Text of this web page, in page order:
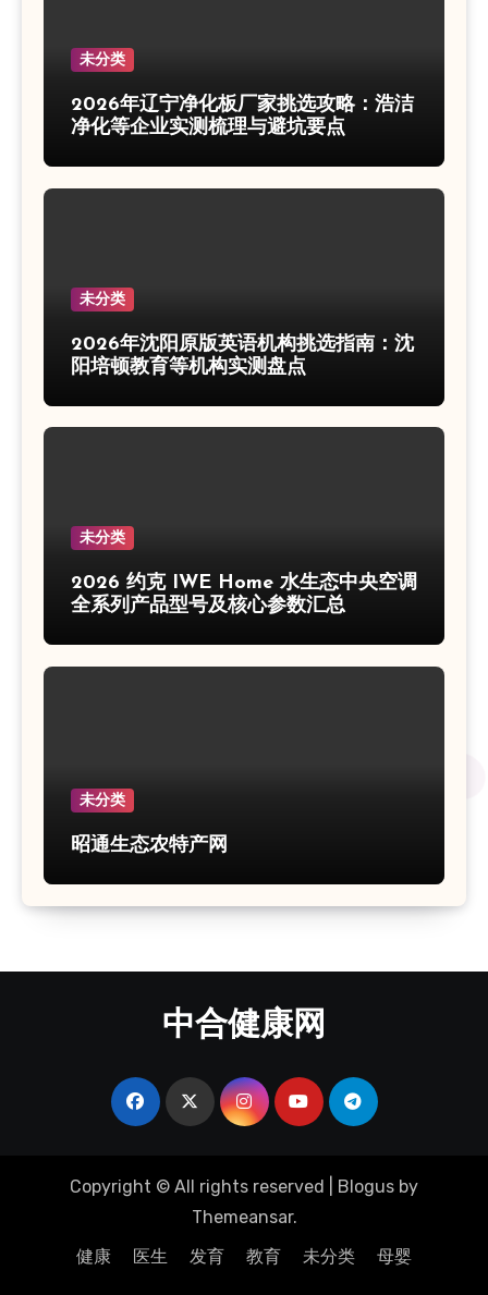
未分类
2026年辽宁净化板厂家挑选攻略：浩洁
净化等企业实测梳理与避坑要点
未分类
2026年沈阳原版英语机构挑选指南：沈
阳培顿教育等机构实测盘点
未分类
2026 约克 IWE Home 水生态中央空调
全系列产品型号及核心参数汇总
未分类
昭通生态农特产网
中合健康网
Copyright © All rights reserved Blogus by
Themeansar.
健康
医生 发育 教育 未分类 母婴